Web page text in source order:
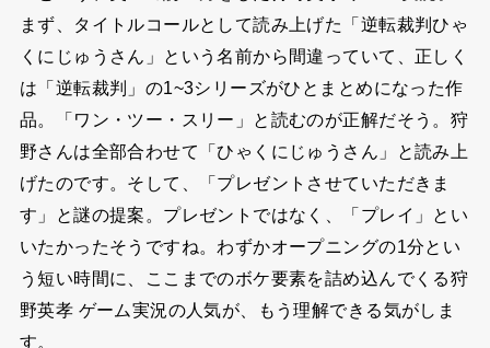
まず、タイトルコールとして読み上げた「逆転裁判ひゃ
くにじゅうさん」という名前から間違っていて、正しく
は「逆転裁判」の1~3シリーズがひとまとめになった作
品。「ワン・ツー・スリー」と読むのが正解だそう。狩
野さんは全部合わせて「ひゃくにじゅうさん」と読み上
げたのです。そして、「プレゼントさせていただきま
す」と謎の提案。プレゼントではなく、「プレイ」とい
いたかったそうですね。わずかオープニングの1分とい
う短い時間に、ここまでのボケ要素を詰め込んでくる狩
野英孝 ゲーム実況の人気が、もう理解できる気がしま
す。